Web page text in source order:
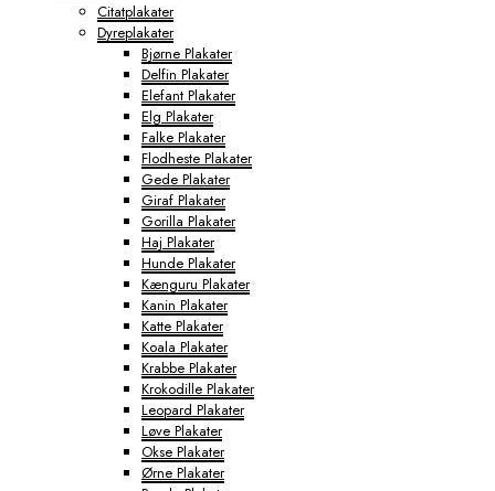
Citatplakater
Dyreplakater
Bjørne Plakater
Delfin Plakater
Elefant Plakater
Elg Plakater
Falke Plakater
Flodheste Plakater
Gede Plakater
Giraf Plakater
Gorilla Plakater
Haj Plakater
Hunde Plakater
Kænguru Plakater
Kanin Plakater
Katte Plakater
Koala Plakater
Krabbe Plakater
Krokodille Plakater
Leopard Plakater
Løve Plakater
Okse Plakater
Ørne Plakater